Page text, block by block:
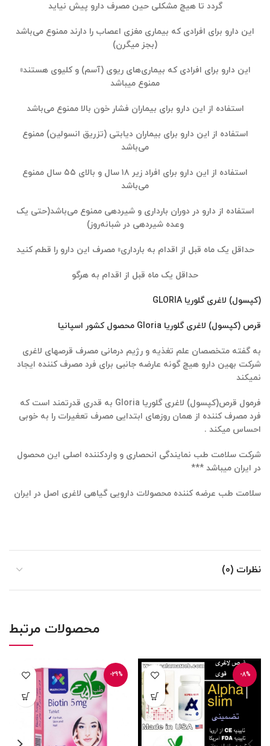
گردد تا هیچ مشکلی حین مصرف دارو پیش نیاید
این دارو برای افرادی که بیماری مغزی اعصاب را دارند ممنوع می‌باشد
(بجز میگرن)
این دارو برای افرادی که بیماری‌های ریوی (آسم) و کلیوی هستند»
ممنوع میباشد
استفاده از این دارو برای بیماران فشار خون بالا ممنوع می‌باشد
استفاده از این دارو برای بیماران دیابتی (تزریق انسولین) ممنوع
می‌باشد
استفاده از این دارو برای افراد زیر ۱۸ سال و بالای ۵۵ سال ممنوع
می‌باشد
استفاده از دارو در دوران بارداری و شیردهی ممنوع می‌باشد(حتی یک
وعده شیردهی در شبانه‌روز)
حداقل یک ماه قبل از اقدام به بارداری» مصرف این دارو را قطم کنید
حداقل یک ماه قبل از اقدام به هرگو
(کپسول) لاغری گلوریا GLORIA
قرص (کپسول) لاغری گلوریا Gloria محصول کشور اسپانیا
به گفته متخصصان علم تغذیه و رژیم درمانی مصرف قرصهای لاغری
شرکت بهین دارو هیچ گونه عارضه جانبی برای فرد مصرف کننده ایجاد
نمیکند
فرمول قرص(کپسول) لاغری گلوریا Gloria به قدری قدرتمند است که
فرد مصرف کننده از همان روزهای ابتدایی مصرف تعغیرات را به خوبی
احساس میکند .
شرکت سلامت طب نمایندگی انحصاری و واردکننده اصلی این محصول
در ایران میباشد ***
سلامت طب عرضه کننده محصولات دارویی گیاهی لاغری اصل در ایران
نظرات (0)
محصولات مرتبط
-29% -8%